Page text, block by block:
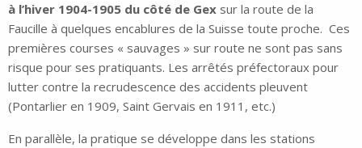
à l’hiver 1904-1905 du côté de Gex sur la route de la
Faucille à quelques encablures de la Suisse toute proche. Ces
premières courses « sauvages » sur route ne sont pas sans
risque pour ses pratiquants. Les arrêtés préfectoraux pour
lutter contre la recrudescence des accidents pleuvent
(Pontarlier en 1909, Saint Gervais en 1911, etc.)
En parallèle, la pratique se développe dans les stations